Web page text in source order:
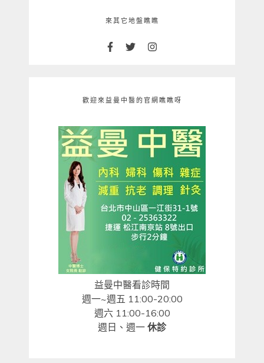
來其它地盤瞧瞧
歡迎來益曼中醫的官網瞧瞧呀
益曼中醫看診時間
週一~週五 11:00-20:00
週六 11:00-16:00
週日、週一 休診